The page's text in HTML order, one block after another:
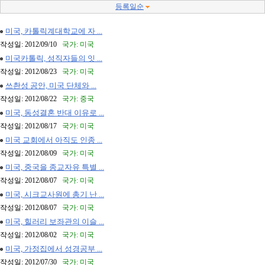
등록일순
미국, 카톨릭계대학교에 자 ...
작성일: 2012/09/10 국가: 미국
미국카톨릭, 성직자들의 잇 ...
작성일: 2012/08/23 국가: 미국
쓰촨성 공안, 미국 단체와 ...
작성일: 2012/08/22 국가: 중국
미국, 동성결혼 반대 이유로 ...
작성일: 2012/08/17 국가: 미국
미국 교회에서 아직도 인종 ...
작성일: 2012/08/09 국가: 미국
미국, 중국을 종교자유 특별 ...
작성일: 2012/08/07 국가: 미국
미국, 시크교사원에 총기 난 ...
작성일: 2012/08/07 국가: 미국
미국, 힐러리 보좌관의 이슬 ...
작성일: 2012/08/02 국가: 미국
미국, 가정집에서 성경공부 ...
작성일: 2012/07/30 국가: 미국